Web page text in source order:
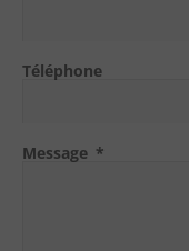
Téléphone
Message